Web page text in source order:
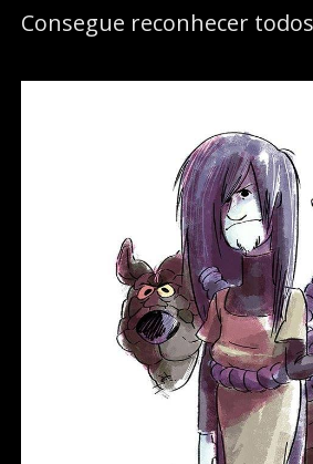
Consegue reconhecer